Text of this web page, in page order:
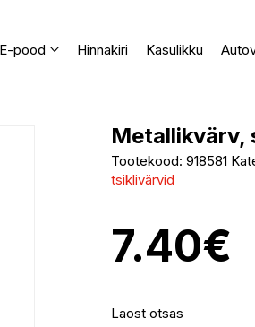
E-pood Hinnakiri Kasulikku
Metallikvärv,
Tootekood: 918581
tsiklivärvid
7.40€
Laost otsas